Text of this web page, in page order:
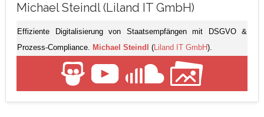
Michael Steindl (Liland IT GmbH)
Effiziente Digitalisierung von Staatsempfängen mit DSGVO &
Prozess-Compliance. Michael Steindl (Liland IT GmbH).